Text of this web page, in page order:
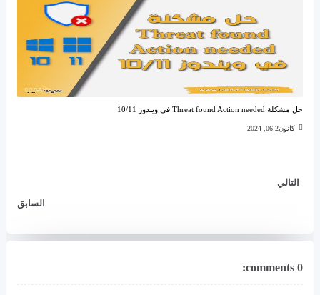
حل مشكلة Threat found Action needed في ويندوز 10/11
كانون2 06, 2024
التالي
السابق
0 comments: